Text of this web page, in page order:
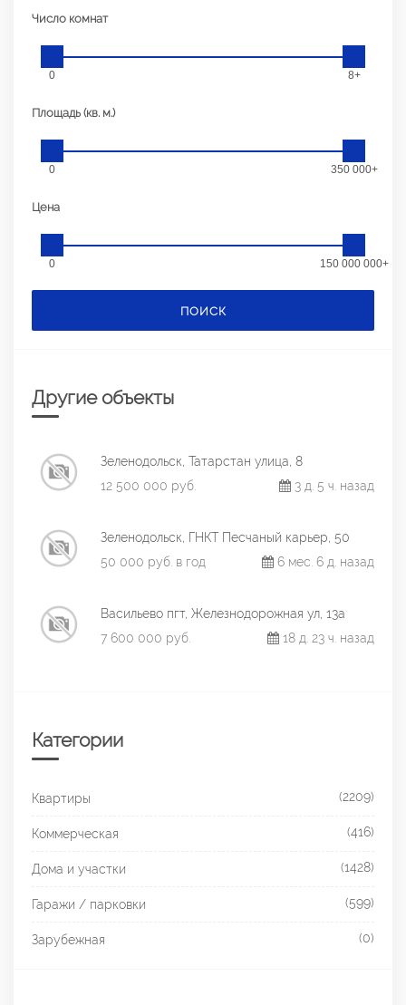
Число комнат
0 8+
Площадь (кв. м.)
0 350 000+
Цена
0 150 000 000+
ПОИСК
Другие объекты
Зеленодольск, Татарстан улица, 8
12 500 000 руб.
3 д. 5 ч. назад
Зеленодольск, ГНКТ Песчаный карьер, 50
50 000 руб. в год
6 мес. 6 д. назад
Васильево пгт, Железнодорожная ул, 13а
7 600 000 руб.
18 д. 23 ч. назад
Категории
Квартиры (2209)
Коммерческая (416)
Дома и участки (1428)
Гаражи / парковки (599)
Зарубежная (0)